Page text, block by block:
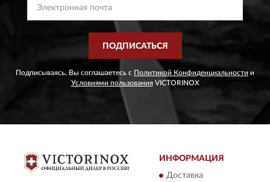
ПОДПИСАТЬСЯ
Подписываясь, Вы соглашаетесь с Политикой Конфиденциальности и
Условиями пользованияVICTORINOX
ИНФОРМАЦИЯ
Доставка